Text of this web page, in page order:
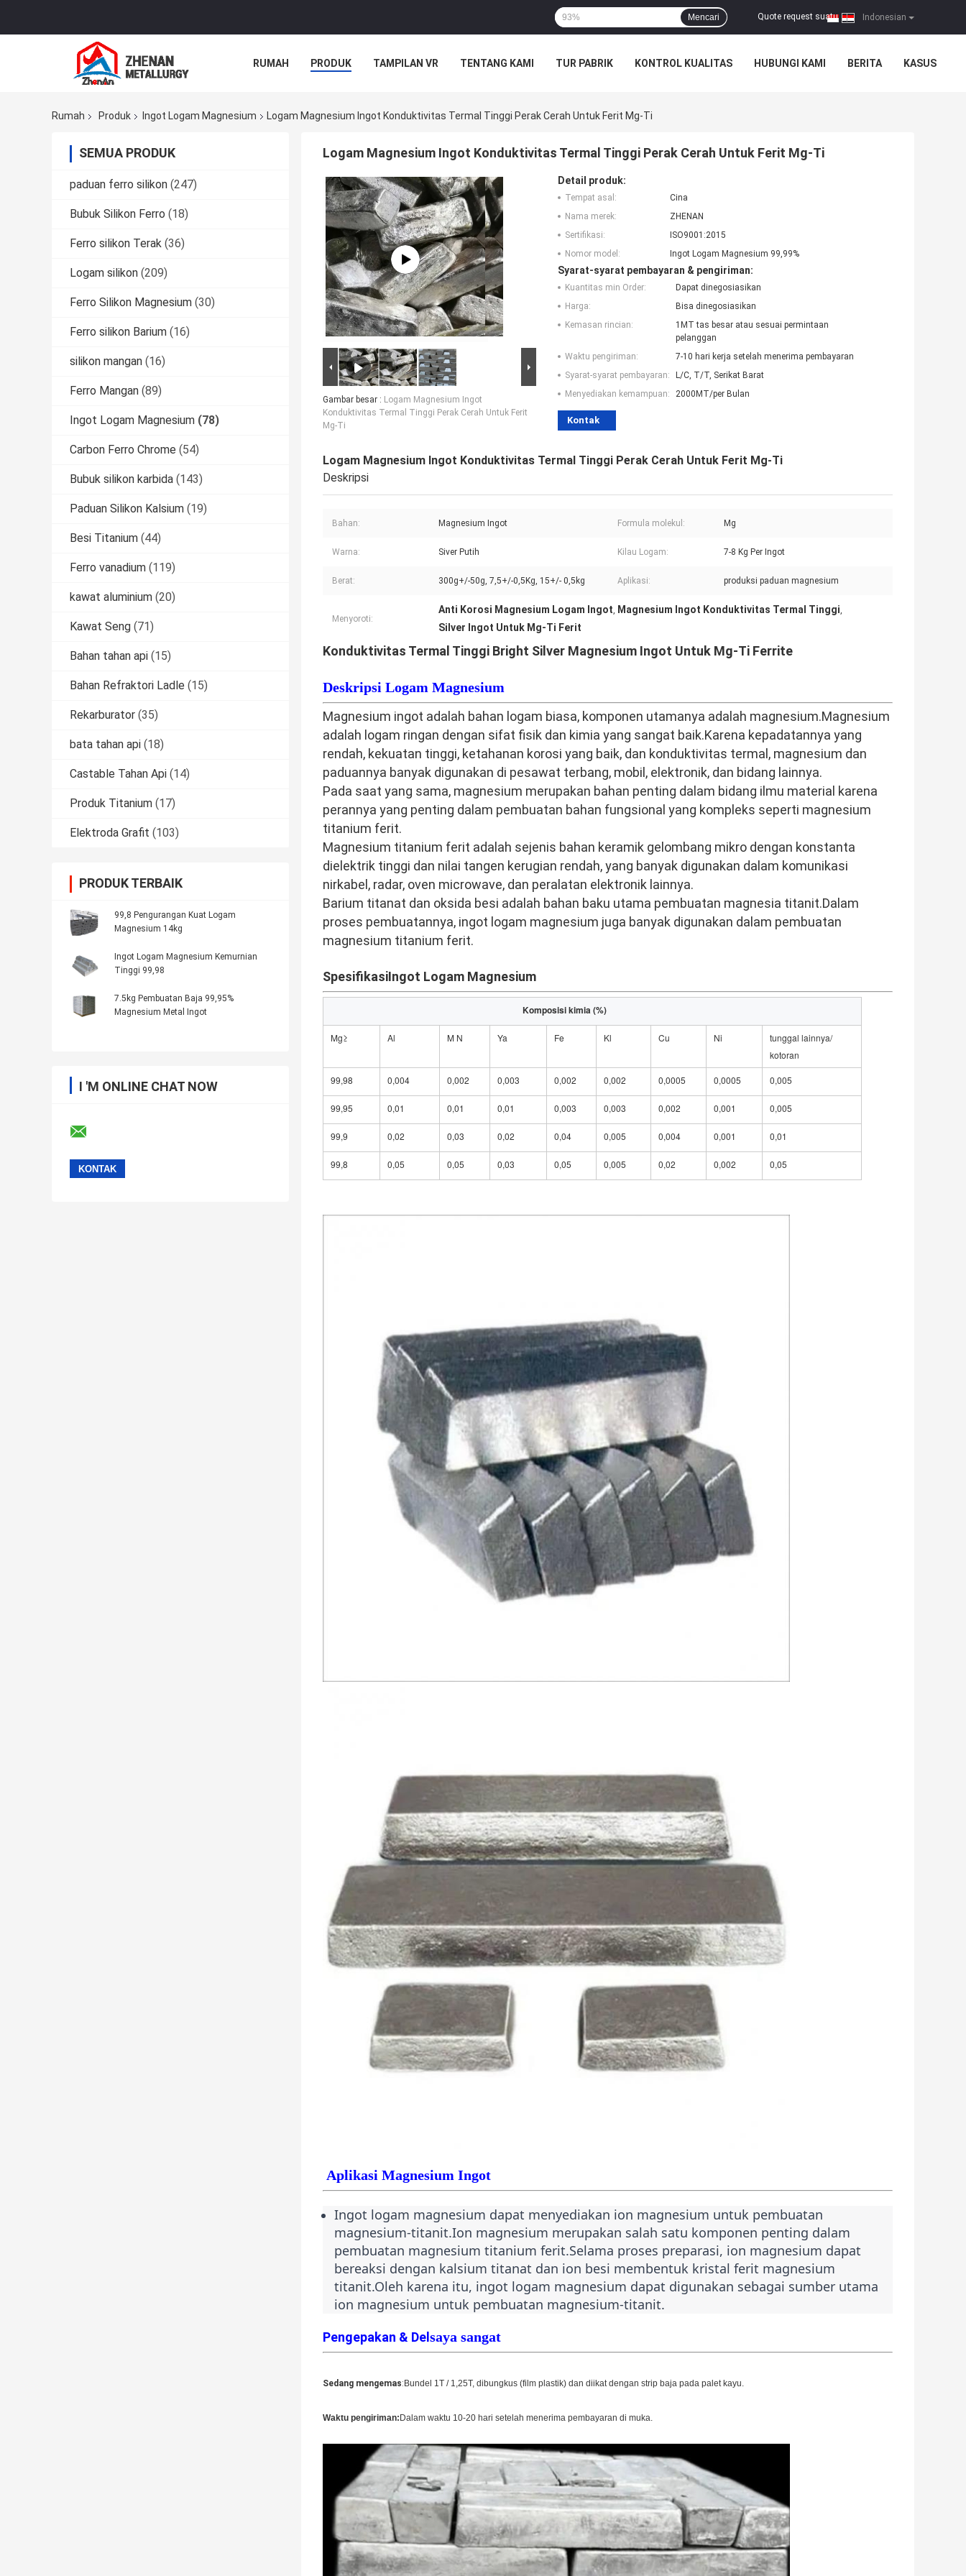
Indonesian
Quote request suatu |
Mencari
RUMAH PRODUK TAMPILAN VR TENTANG KAMI TUR PABRIK KONTROL KUALITAS HUBUNGI KAMI BERITA KASUS
Rumah Produk Ingot Logam Magnesium Logam Magnesium Ingot Konduktivitas Termal Tinggi Perak Cerah Untuk Ferit Mg-Ti
SEMUA PRODUK
paduan ferro silikon (247)
Bubuk Silikon Ferro (18)
Ferro silikon Terak (36)
Logam silikon (209)
Ferro Silikon Magnesium (30)
Ferro silikon Barium (16)
silikon mangan (16)
Ferro Mangan (89)
Ingot Logam Magnesium (78)
Carbon Ferro Chrome (54)
Bubuk silikon karbida (143)
Paduan Silikon Kalsium (19)
Besi Titanium (44)
Ferro vanadium (119)
kawat aluminium (20)
Kawat Seng (71)
Bahan tahan api (15)
Bahan Refraktori Ladle (15)
Rekarburator (35)
bata tahan api (18)
Castable Tahan Api (14)
Produk Titanium (17)
Elektroda Grafit (103)
PRODUK TERBAIK
99,8 Pengurangan Kuat Logam
Magnesium 14kg
Ingot Logam Magnesium Kemurnian
Tinggi 99,98
7.5kg Pembuatan Baja 99,95%
Magnesium Metal Ingot
I 'M ONLINE CHAT NOW
Logam Magnesium Ingot Konduktivitas Termal Tinggi Perak Cerah Untuk Ferit Mg-Ti
Gambar besar : Logam Magnesium Ingot
Konduktivitas Termal Tinggi Perak Cerah Untuk Ferit
Mg-Ti
Detail produk:
Tempat asal:
Cina
Nama merek:
ZHENAN
Sertifikasi:
ISO9001:2015
Nomor model:
Ingot Logam Magnesium 99,99%
Syarat-syarat pembayaran & pengiriman:
Kuantitas min Order:
Dapat dinegosiasikan
Harga:
Bisa dinegosiasikan
Kemasan rincian:
1MT tas besar atau sesuai permintaan
pelanggan
Waktu pengiriman:
7-10 hari kerja setelah menerima pembayaran
Syarat-syarat pembayaran:
L/C, T/T, Serikat Barat
Menyediakan kemampuan:
2000MT/per Bulan
Kontak
Logam Magnesium Ingot Konduktivitas Termal Tinggi Perak Cerah Untuk Ferit Mg-Ti
Deskripsi
Bahan: Magnesium Ingot Formula molekul: Mg
Warna: Siver Putih Kilau Logam: 7-8 Kg Per Ingot
Berat: 300g+/-50g, 7,5+/-0,5Kg, 15+/- 0,5kg Aplikasi: produksi paduan magnesium
Menyoroti:
Anti Korosi Magnesium Logam Ingot, Magnesium Ingot Konduktivitas Termal Tinggi,
Silver Ingot Untuk Mg-Ti Ferit
Konduktivitas Termal Tinggi Bright Silver Magnesium Ingot Untuk Mg-Ti Ferrite
Deskripsi Logam Magnesium
Magnesium ingot adalah bahan logam biasa, komponen utamanya adalah magnesium.Magnesium
adalah logam ringan dengan sifat fisik dan kimia yang sangat baik.Karena kepadatannya yang
rendah, kekuatan tinggi, ketahanan korosi yang baik, dan konduktivitas termal, magnesium dan
paduannya banyak digunakan di pesawat terbang, mobil, elektronik, dan bidang lainnya.
Pada saat yang sama, magnesium merupakan bahan penting dalam bidang ilmu material karena
perannya yang penting dalam pembuatan bahan fungsional yang kompleks seperti magnesium
titanium ferit.
Magnesium titanium ferit adalah sejenis bahan keramik gelombang mikro dengan konstanta
dielektrik tinggi dan nilai tangen kerugian rendah, yang banyak digunakan dalam komunikasi
nirkabel, radar, oven microwave, dan peralatan elektronik lainnya.
Barium titanat dan oksida besi adalah bahan baku utama pembuatan magnesia titanit.Dalam
proses pembuatannya, ingot logam magnesium juga banyak digunakan dalam pembuatan
magnesium titanium ferit.
SpesifikasiIngot Logam Magnesium
Komposisi kimia (%)
Mg≥ Al M N Ya Fe Kl Cu Ni
tunggal lainnya/
kotoran
99,98 0,004 0,002 0,003 0,002 0,002 0,0005 0,0005 0,005
99,95 0,01 0,01 0,01 0,003 0,003 0,002 0,001 0,005
99,9 0,02 0,03 0,02 0,04 0,005 0,004 0,001 0,01
99,8 0,05 0,05 0,03 0,05 0,005 0,02 0,002 0,05
Aplikasi Magnesium Ingot
Ingot logam magnesium dapat menyediakan ion magnesium untuk pembuatan
magnesium-titanit.Ion magnesium merupakan salah satu komponen penting dalam
pembuatan magnesium titanium ferit.Selama proses preparasi, ion magnesium dapat
bereaksi dengan kalsium titanat dan ion besi membentuk kristal ferit magnesium
titanit.Oleh karena itu, ingot logam magnesium dapat digunakan sebagai sumber utama
ion magnesium untuk pembuatan magnesium-titanit.
Pengepakan & Del saya sangat
Sedang mengemas: Bundel 1T / 1,25T, dibungkus (film plastik) dan diikat dengan strip baja pada palet kayu.
Waktu pengiriman: Dalam waktu 10-20 hari setelah menerima pembayaran di muka.